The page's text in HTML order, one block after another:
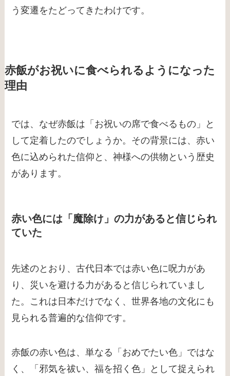
う変遷をたどってきたわけです。
赤飯がお祝いに食べられるようになった
理由
では、なぜ赤飯は「お祝いの席で食べるもの」と
して定着したのでしょうか。その背景には、赤い
色に込められた信仰と、神様への供物という歴史
があります。
赤い色には「魔除け」の力があると信じられ
ていた
先述のとおり、古代日本では赤い色に呪力があ
り、災いを避ける力があると信じられていまし
た。これは日本だけでなく、世界各地の文化にも
見られる普遍的な信仰です。
赤飯の赤い色は、単なる「おめでたい色」ではな
く、「邪気を祓い、福を招く色」として捉えられ